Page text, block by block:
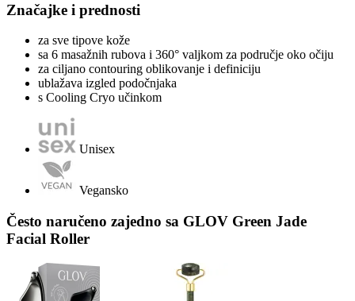
Značajke i prednosti
za sve tipove kože
sa 6 masažnih rubova i 360° valjkom za područje oko očiju
za ciljano contouring oblikovanje i definiciju
ublažava izgled podočnjaka
s Cooling Cryo učinkom
Unisex
Vegansko
Često naručeno zajedno sa GLOV Green Jade
Facial Roller